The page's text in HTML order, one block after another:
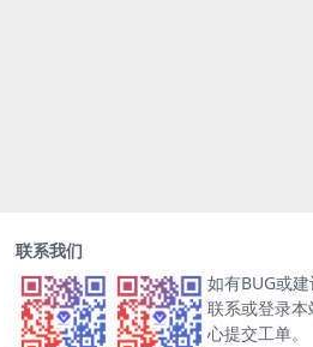
联系我们
如有BUG或
联系或登录
心提交工单。